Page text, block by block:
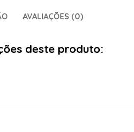
AVALIAÇÕES (0)
deste produto: